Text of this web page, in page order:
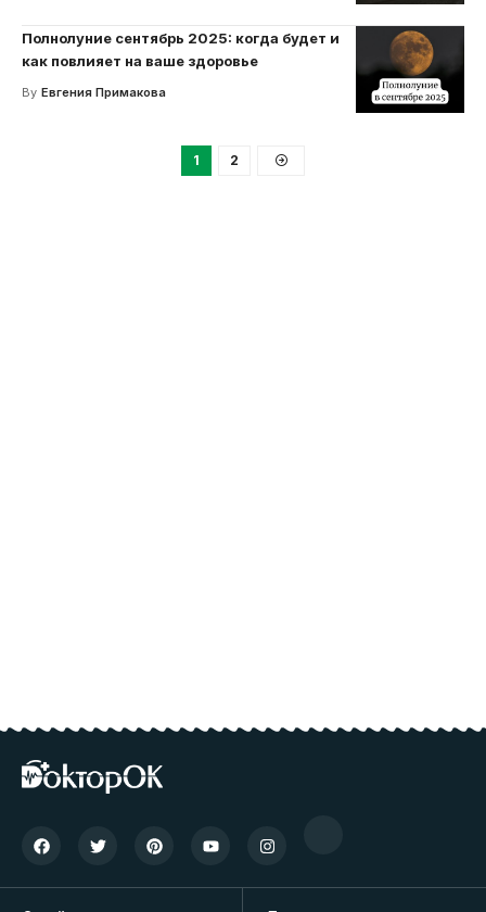
Полнолуние сентябрь 2025: когда будет и
как повлияет на ваше здоровье
By Евгения Примакова
1 2